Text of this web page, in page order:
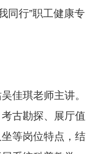
同行”职工健康专
佳琪老师主讲。
古勘探、展厅值
等岗位特点，结